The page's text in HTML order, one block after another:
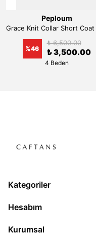
Peploum
%46
₺ 6,500.00
₺ 3,500.00
4 Beden
Kategoriler
Hesabım
Kurumsal